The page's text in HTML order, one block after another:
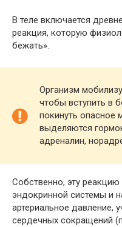
В теле включается
реакция, которую
бежать».
Организм
чтобы вступить в
покинуть опасное
выделяются
адреналин,
Собственно, эту
эндокринной системы и
артериальное давление,
сердечных сокращений